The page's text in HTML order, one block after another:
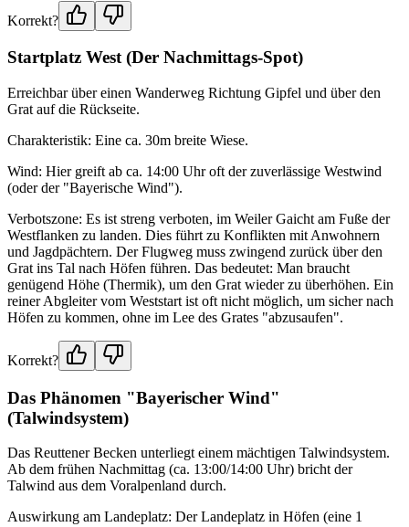
Korrekt?
Startplatz West (Der Nachmittags-Spot)
Erreichbar über einen Wanderweg Richtung Gipfel und über den
Grat auf die Rückseite.
Charakteristik: Eine ca. 30m breite Wiese.
Wind: Hier greift ab ca. 14:00 Uhr oft der zuverlässige Westwind
(oder der "Bayerische Wind").
Verbotszone: Es ist streng verboten, im Weiler Gaicht am Fuße der
Westflanken zu landen. Dies führt zu Konflikten mit Anwohnern
und Jagdpächtern. Der Flugweg muss zwingend zurück über den
Grat ins Tal nach Höfen führen. Das bedeutet: Man braucht
genügend Höhe (Thermik), um den Grat wieder zu überhöhen. Ein
reiner Abgleiter vom Weststart ist oft nicht möglich, um sicher nach
Höfen zu kommen, ohne im Lee des Grates "abzusaufen".
Korrekt?
Das Phänomen "Bayerischer Wind"
(Talwindsystem)
Das Reuttener Becken unterliegt einem mächtigen Talwindsystem.
Ab dem frühen Nachmittag (ca. 13:00/14:00 Uhr) bricht der
Talwind aus dem Voralpenland durch.
Auswirkung am Landeplatz: Der Landeplatz in Höfen (eine 1